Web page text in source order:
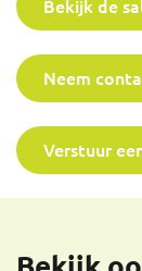
Bekijk de
Neem
Verstuur